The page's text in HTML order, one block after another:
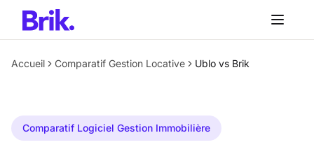
Aller au contenu principal
Accueil Comparatif Gestion Locative Ublo vs Brik
Comparatif Logiciel Gestion Immobilière